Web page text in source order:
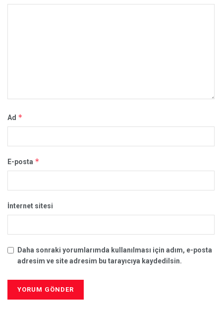
Ad *
E-posta *
İnternet sitesi
Daha sonraki yorumlarımda kullanılması için adım, e-posta
adresim ve site adresim bu tarayıcıya kaydedilsin.